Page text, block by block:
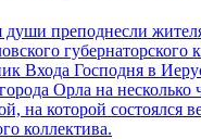
души преподнесли
губернаторского
Входа Господня в
Орла на несколько
на которой состоялся
коллектива.